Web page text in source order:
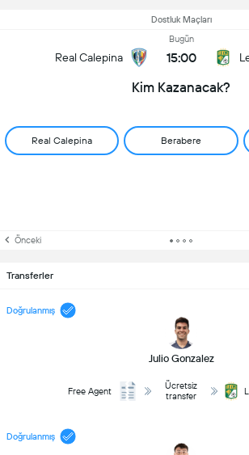
Dostluk Maçları
Real Calepina
Bugün
15:00
Kim Kazanacak?
Real Calepina Berabere
Önceki
Transferler
Doğrulanmış
Julio Gonzalez
Free Agent
Ücretsiz
transfer
Doğrulanmış